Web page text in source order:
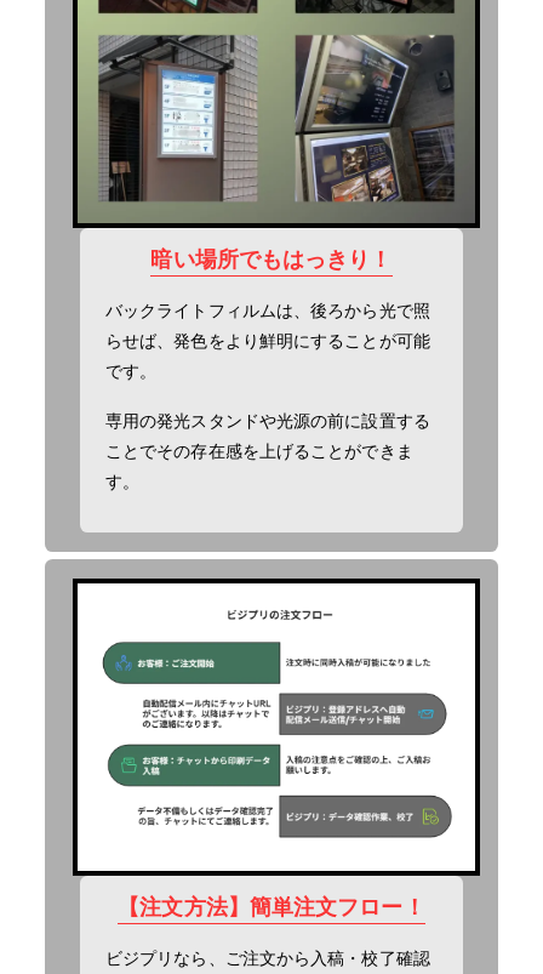
暗い場所でもはっきり！
バックライトフィルムは、後ろから光で照
らせば、発色をより鮮明にすることが可能
です。
専用の発光スタンドや光源の前に設置する
ことでその存在感を上げることができま
す。
【注文方法】簡単注文フロー！
ビジプリなら、ご注文から入稿・校了確認